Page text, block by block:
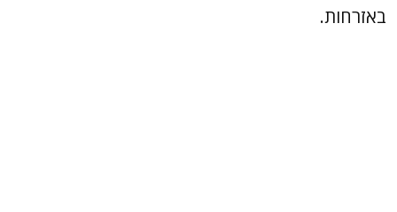
באזרחות.